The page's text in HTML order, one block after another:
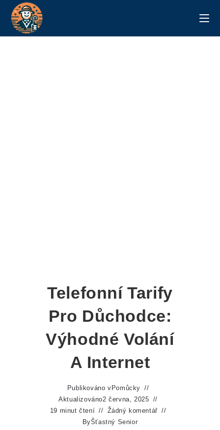
Telefonní Tarify
Pro Důchodce:
Výhodné Volání
A Internet
Publikováno v Pomůcky
Aktualizováno2 června, 2025
19 minut čtení
Žádný komentář
ByŠťastný Senior